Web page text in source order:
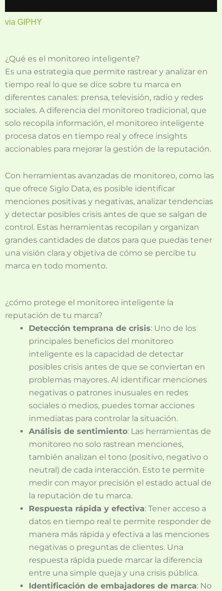
via GIPHY
¿Qué es el monitoreo inteligente?
Es una estrategia que permite rastrear y analizar en
tiempo real lo que se dice sobre tu marca en
diferentes canales: prensa, televisión, radio y redes
sociales. A diferencia del monitoreo tradicional, que
solo recopila información, el monitoreo inteligente
procesa datos en tiempo real y ofrece insights
accionables para mejorar la gestión de la reputación.
Con herramientas avanzadas de monitoreo, como las
que ofrece Siglo Data, es posible identificar
menciones positivas y negativas, analizar tendencias
y detectar posibles crisis antes de que se salgan de
control. Estas herramientas recopilan y organizan
grandes cantidades de datos para que puedas tener
una visión clara y objetiva de cómo se percibe tu
marca en todo momento.
¿cómo protege el monitoreo inteligente la
reputación de tu marca?
Detección temprana de crisis: Uno de los
principales beneficios del monitoreo
inteligente es la capacidad de detectar
posibles crisis antes de que se conviertan en
problemas mayores. Al identificar menciones
negativas o patrones inusuales en redes
sociales o medios, puedes tomar acciones
inmediatas para controlar la situación.
Análisis de sentimiento: Las herramientas de
monitoreo no solo rastrean menciones,
también analizan el tono (positivo, negativo o
neutral) de cada interacción. Esto te permite
medir con mayor precisión el estado actual de
la reputación de tu marca.
Respuesta rápida y efectiva: Tener acceso a
datos en tiempo real te permite responder de
manera más rápida y efectiva a las menciones
negativas o preguntas de clientes. Una
respuesta rápida puede marcar la diferencia
entre una simple queja y una crisis pública.
Identificación de embajadores de marca: No